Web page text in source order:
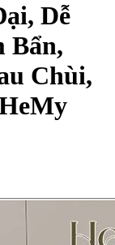
Dễ
Bẩn,
Chùi,